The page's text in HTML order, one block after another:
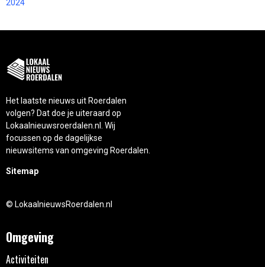
2024
Het laatste nieuws uit Roerdalen
volgen? Dat doe je uiteraard op
Lokaalnieuwsroerdalen.nl. Wij
focussen op de dagelijkse
nieuwsitems van omgeving Roerdalen.
Sitemap
© LokaalnieuwsRoerdalen.nl
Omgeving
Activiteiten